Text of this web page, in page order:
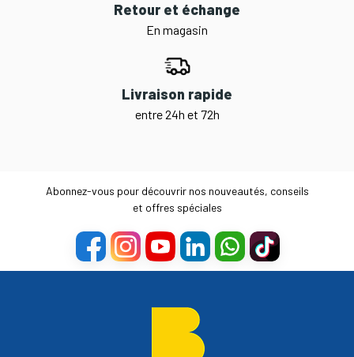
Retour et échange
En magasin
Livraison rapide
entre 24h et 72h
Abonnez-vous pour découvrir nos nouveautés, conseils
et offres spéciales